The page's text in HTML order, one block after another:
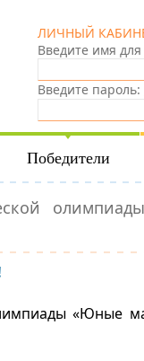
ЛИЧНЫЙ
Введите имя для
Введите пароль:
Победители
«Юные